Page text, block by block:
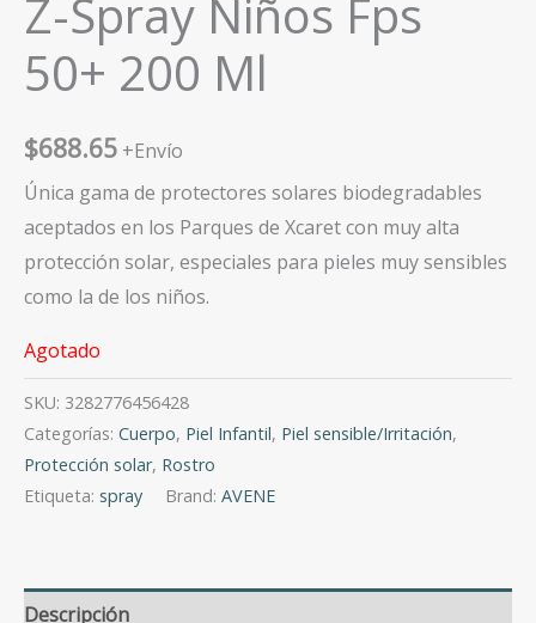
Z-Spray Niños Fps
50+ 200 Ml
$688.65 +Envío
Única gama de protectores solares biodegradables
aceptados en los Parques de Xcaret con muy alta
protección solar, especiales para pieles muy sensibles
como la de los niños.
Agotado
SKU: 3282776456428
Categorías: Cuerpo, Piel Infantil, Piel sensible/Irritación,
Protección solar, Rostro
Etiqueta: spray Brand: AVENE
Descripción